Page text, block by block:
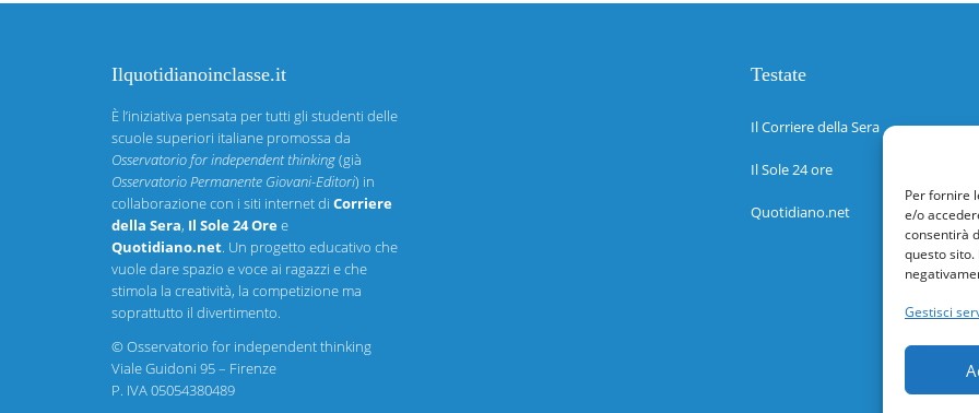
Per fornire
e/o
consentirà
questo sito.
Gestisci
Ilquotidianoinclasse.it
È l’iniziativa pensata per tutti gli studenti delle
scuole superiori italiane promossa da
Osservatorio for independent thinking(già
Osservatorio Permanente Giovani-Editori) in
collaborazione con i siti internet di Corriere
della Sera, Il Sole 24 Oree
Quotidiano.net. Un progetto educativo che
vuole dare spazio e voce ai ragazzi e che
stimola la creatività, la competizione ma
soprattutto il divertimento.
©Osservatorio for independent thinking
Viale Guidoni 95 – Firenze
P. IVA 05054380489
Testate
Il Corriere della Sera
Il Sole 24 ore
Quotidiano.net